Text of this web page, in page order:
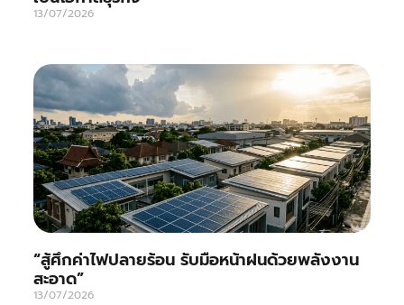
13/07/2026
“สู้ศึกค่าไฟปลายร้อน รับมือหน้าฝนด้วยพลังงาน
สะอาด”
13/07/2026